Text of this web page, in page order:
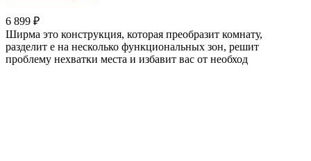
6 899 ₽
Ширма это конструкция, которая преобразит комнату,
разделит е на несколько функциональных зон, решит
проблему нехватки места и избавит вас от необход